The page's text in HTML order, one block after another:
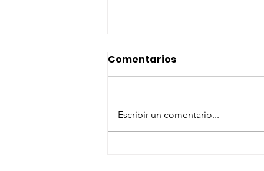
Comentarios
Escribir un comentario...